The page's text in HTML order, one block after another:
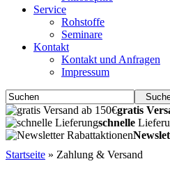
Service
Rohstoffe
Seminare
Kontakt
Kontakt und Anfragen
Impressum
gratis
schnelle
Startseite » Zahlung & Versand